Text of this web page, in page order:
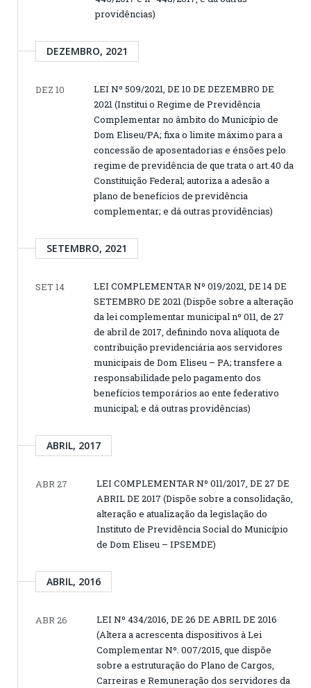
providências)
DEZEMBRO, 2021
DEZ 10
LEI Nº 509/2021, DE 10 DE DEZEMBRO DE
2021 (Institui o Regime de Previdência
Complementar no âmbito do Município de
Dom Eliseu/PA; fixa o limite máximo para a
concessão de aposentadorias e énsões pelo
regime de previdência de que trata o art.40 da
Constituição Federal; autoriza a adesão a
plano de benefícios de previdência
complementar; e dá outras providências)
SETEMBRO, 2021
SET 14
LEI COMPLEMENTAR Nº 019/2021, DE 14 DE
SETEMBRO DE 2021 (Dispõe sobre a alteração
da lei complementar municipal nº 011, de 27
de abril de 2017, definindo nova alíquota de
contribuição previdenciária aos servidores
municipais de Dom Eliseu – PA; transfere a
responsabilidade pelo pagamento dos
benefícios temporários ao ente federativo
municipal; e dá outras providências)
ABRIL, 2017
ABR 27
LEI COMPLEMENTAR Nº 011/2017, DE 27 DE
ABRIL DE 2017 (Dispõe sobre a consolidação,
alteração e atualização da legislação do
Instituto de Previdência Social do Município
de Dom Eliseu – IPSEMDE)
ABRIL, 2016
ABR 26
LEI Nº 434/2016, DE 26 DE ABRIL DE 2016
(Altera a acrescenta dispositivos à Lei
Complementar Nº. 007/2015, que dispõe
sobre a estruturação do Plano de Cargos,
Carreiras e Remuneração dos servidores da